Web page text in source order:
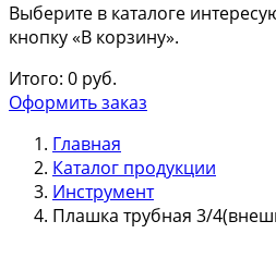
Выберите в каталоге
кнопку «В корзину».
Итого: 0 руб.
Оформить заказ
Главная
Каталог продукции
Инструмент
Плашка трубная 3/